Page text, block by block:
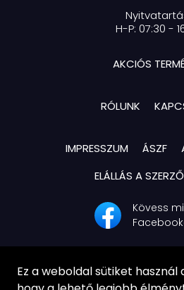
H-P: 07:30 -
AKCIÓS
RÓLUNK
IMPRESSZUM ÁSZF
ELÁLLÁS A
Kövess
Ez a weboldal sütiket